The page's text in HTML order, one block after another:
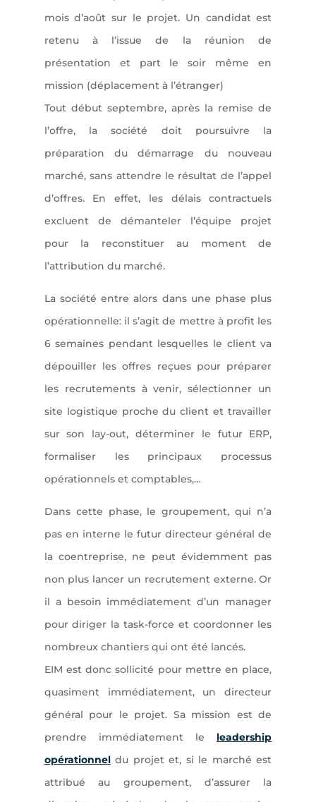
mois d’août sur le projet. Un candidat est
retenu à l’issue de la réunion de
présentation et part le soir même en
mission (déplacement à l’étranger)
Tout début septembre, après la remise de
l’offre, la société doit poursuivre la
préparation du démarrage du nouveau
marché, sans attendre le résultat de l’appel
d’offres. En effet, les délais contractuels
excluent de démanteler l’équipe projet
pour la reconstituer au moment de
l’attribution du marché.
La société entre alors dans une phase plus
opérationnelle: il s’agit de mettre à profit les
6 semaines pendant lesquelles le client va
dépouiller les offres reçues pour préparer
les recrutements à venir, sélectionner un
site logistique proche du client et travailler
sur son lay-out, déterminer le futur ERP,
formaliser les principaux processus
opérationnels et comptables,…
Dans cette phase, le groupement, qui n’a
pas en interne le futur directeur général de
la coentreprise, ne peut évidemment pas
non plus lancer un recrutement externe. Or
il a besoin immédiatement d’un manager
pour diriger la task-force et coordonner les
nombreux chantiers qui ont été lancés.
EIM est donc sollicité pour mettre en place,
quasiment immédiatement, un directeur
général pour le projet. Sa mission est de
prendre immédiatement le leadership
opérationneldu projet et, si le marché est
attribué au groupement, d’assurer la